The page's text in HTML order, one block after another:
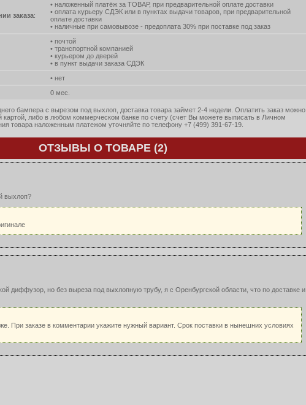
заказа:
• наложенный платёж за ТОВАР, при предварительной оплате доставки
• оплата курьеру СДЭК или в пунктах выдачи товаров, при предварительной
оплате доставки
• наличные при самовывозе - предоплата 30% при поставке под заказ
• почтой
• транспортной компанией
• курьером до дверей
• в пункт выдачи заказа СДЭК
• нет
0 мес.
бампера с вырезом под выхлоп, доставка товара займет 2-4 недели. Оплатить заказ можно
картой, либо в любом коммерческом банке по счету (счет Вы можете выписать в Личном
товара наложенным платежом уточняйте по телефону +7 (499) 391-67-19.
ОТЗЫВЫ О ТОВАРЕ (2)
выхлоп?
диффузор, но без выреза под выхлопную трубу, я с Оренбургской области, что по доставке и
При заказе в комментарии укажите нужный вариант. Срок поставки в нынешних условиях